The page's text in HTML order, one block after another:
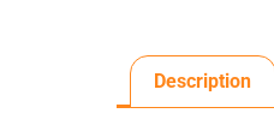
Description